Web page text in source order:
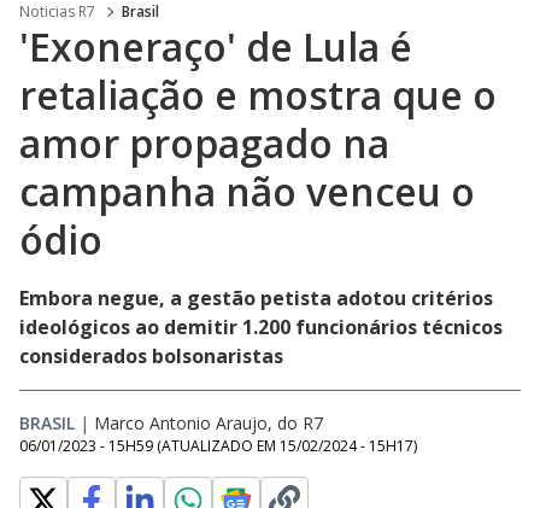
Noticias R7 Brasil
'Exoneraço' de Lula é
retaliação e mostra que o
amor propagado na
campanha não venceu o
ódio
Embora negue, a gestão petista adotou critérios
ideológicos ao demitir 1.200 funcionários técnicos
considerados bolsonaristas
BRASIL | Marco Antonio Araujo, do R7
06/01/2023 - 15H59 (ATUALIZADO EM 15/02/2024 - 15H17)